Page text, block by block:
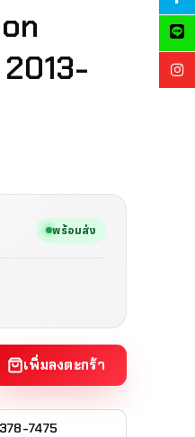
พร้อมส่ง
เพิ่มลงตะกร้า
7475